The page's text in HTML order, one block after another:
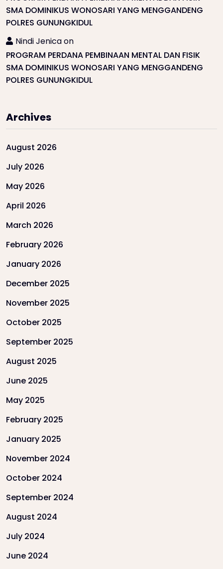
SMA DOMINIKUS WONOSARI YANG MENGGANDENG
POLRES GUNUNGKIDUL
Nindi Jenicaon
PROGRAM PERDANA PEMBINAAN MENTAL DAN FISIK
SMA DOMINIKUS WONOSARI YANG MENGGANDENG
POLRES GUNUNGKIDUL
Archives
August 2026
July 2026
May 2026
April 2026
March 2026
February 2026
January 2026
December 2025
November 2025
October 2025
September 2025
August 2025
June 2025
May 2025
February 2025
January 2025
November 2024
October 2024
September 2024
August 2024
July 2024
June 2024